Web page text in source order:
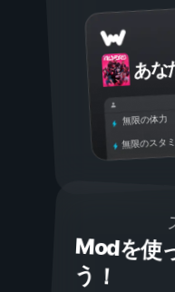
あな
無限の体力
無限のスタ
Modを使
う！